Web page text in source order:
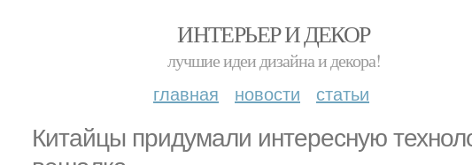
ИНТЕРЬЕР И ДЕКОР
лучшие идеи дизайна и декора!
главная новости статьи
Китайцы придумали интересную